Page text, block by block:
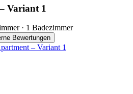
Variant 1
· 1 Badezimmer
Bewertungen
– Variant 1